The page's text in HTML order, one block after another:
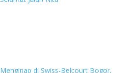
Menginap di Swiss-Belcourt Bogor,